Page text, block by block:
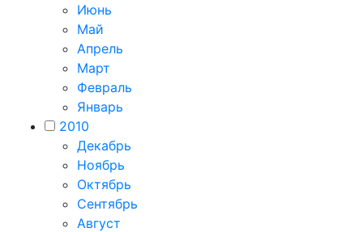
Июнь
Май
Апрель
Март
Февраль
Январь
2010
Декабрь
Ноябрь
Октябрь
Сентябрь
Август